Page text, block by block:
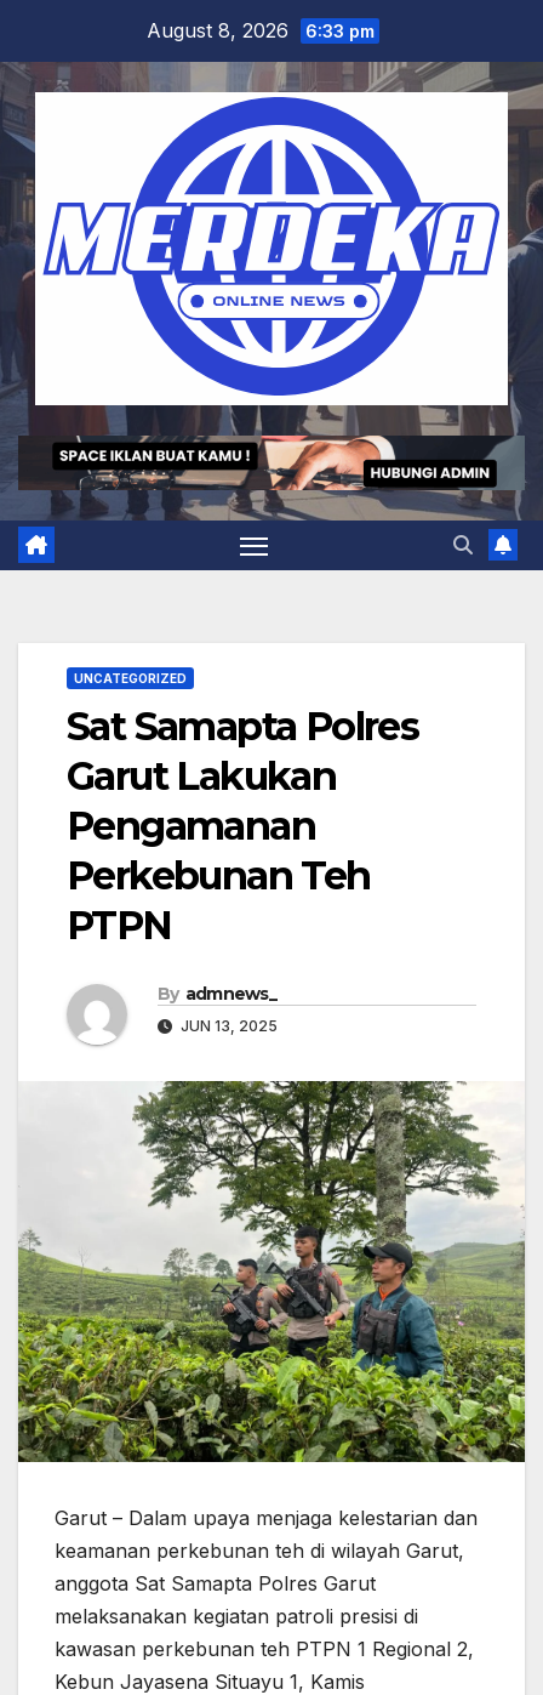
content
August 8, 2026 6:33 pm
UNCATEGORIZED
Sat Samapta Polres
Garut Lakukan
Pengamanan
Perkebunan Teh
PTPN
By admnews_
JUN 13, 2025
Garut – Dalam upaya menjaga kelestarian dan
keamanan perkebunan teh di wilayah Garut,
anggota Sat Samapta Polres Garut
melaksanakan kegiatan patroli presisi di
kawasan perkebunan teh PTPN 1 Regional 2,
Kebun Jayasena Situayu 1, Kamis